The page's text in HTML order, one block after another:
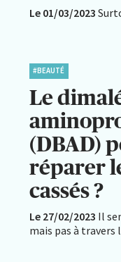
Le 01/03/2023
#BEAUTÉ
Le
(DBAD)
réparer
cassés ?
Le 27/02/2023 Il
mais pas à travers